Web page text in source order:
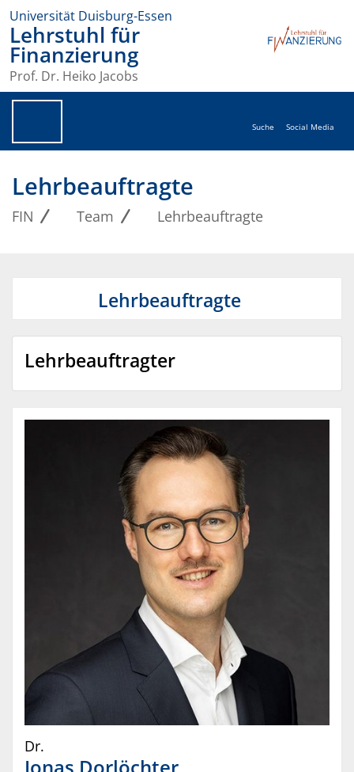
Universität Duisburg-Essen
Lehrstuhl für
Finanzierung
Prof. Dr. Heiko Jacobs
Suche Social Media
Lehrbeauftragte
FIN Team Lehrbeauftragte
Lehrbeauftragte
Lehrbeauftragter
Dr.